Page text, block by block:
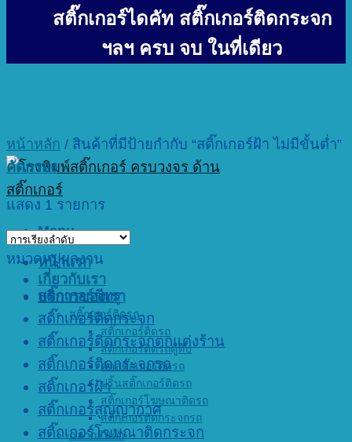
สติ๊กเกอร์ไดคัท สติ๊กเกอร์ติดกระจก
ฯลฯ ครบ จบ ในที่เดียว
Menu
หน้าแรก
เกี่ยวกับเรา
บริการของเรา
สติ๊กเกอร์ติดรถ
สติ๊กเกอร์ติดรถ
สติ๊กเกอร์ติดรถตู้ทึบ
ตัดสติ๊กเกอร์ติดรถ
ปริ้นสติ๊กเกอร์ติดรถ
สติ๊กเกอร์โฆษณาติดรถ
สติ๊กเกอร์ติดกระจกรถ
ฉลากสินค้า
หน้าหลัก / สินค้าที่มีป้ายกำกับ “สติ๊กเกอร์ฝ้า ไม่มีขั้นต่ำ”
คัดกรอง
แสดง 1 รายการ
หมวดหมู่ผลงาน
สติ๊กเกอร์ซีทรู
สติ๊กเกอร์ติดกระจก
สติ๊กเกอร์ติดกระจกตกแต่งร้าน
สติ๊กเกอร์ติดกระจกรถ
สติ๊กเกอร์ฝ้า
สติ๊กเกอร์สูญญากาศ
สติ๊กเกอร์โฆษณาติดกระจก